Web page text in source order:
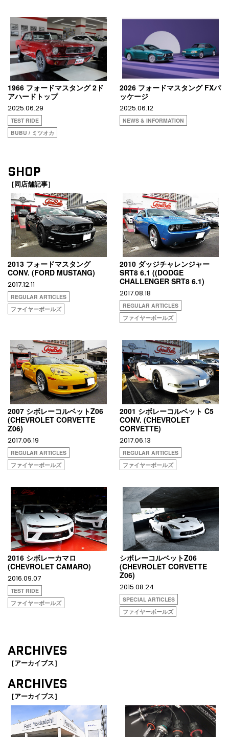
1966 フォードマスタング 2ド
アハードトップ
2025.06.29
TEST RIDE
BUBU / ミツオカ
2026 フォードマスタング FXパ
ッケージ
2025.06.12
NEWS & INFORMATION
SHOP
［同店舗記事］
2013 フォードマスタング
CONV. (FORD MUSTANG)
2017.12.11
REGULAR ARTICLES
ファイヤーボールズ
2010 ダッジチャレンジャー
SRT8 6.1 ((DODGE
CHALLENGER SRT8 6.1)
2017.08.18
REGULAR ARTICLES
ファイヤーボールズ
2007 シボレーコルベットZ06
(CHEVROLET CORVETTE
Z06)
2017.06.19
REGULAR ARTICLES
ファイヤーボールズ
2001 シボレーコルベット C5
CONV. (CHEVROLET
CORVETTE)
2017.06.13
REGULAR ARTICLES
ファイヤーボールズ
2016 シボレーカマロ
(CHEVROLET CAMARO)
2016.09.07
TEST RIDE
ファイヤーボールズ
シボレーコルベットZ06
(CHEVROLET CORVETTE
Z06)
2015.08.24
SPECIAL ARTICLES
ファイヤーボールズ
ARCHIVES
［アーカイブス］
ARCHIVES
［アーカイブス］